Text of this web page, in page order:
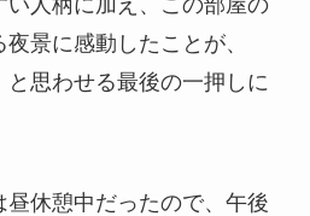
景に感動したことが、
と思わせる最後の一押しに
休憩中だったので、午後